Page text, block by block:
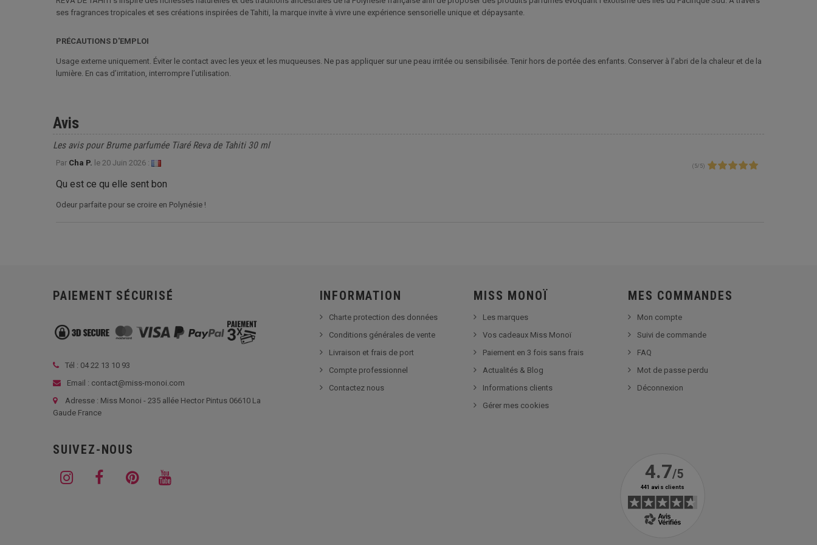
ses fragrances tropicales et ses créations inspirées de Tahiti, la marque invite à vivre une expérience sensorielle unique et dépaysante.
PRÉCAUTIONS D'EMPLOI
Usage externe uniquement. Éviter le contact avec les yeux et les muqueuses. Ne pas appliquer sur une peau irritée ou sensibilisée. Tenir hors de portée des enfants. Conserver à l’abri de la chaleur et de la
lumière. En cas d’irritation, interrompre l’utilisation.
Avis
Les avis pour Brume parfumée Tiaré Reva de Tahiti 30 ml
Par Cha P. le 20 Juin 2026 : ( 5/ 5)
Qu est ce qu elle sent bon
Odeur parfaite pour se croire en Polynésie !
PAIEMENT SÉCURISÉ
Tél : 04 22 13 10 93
Email : contact@miss-monoi.com
Adresse : Miss Monoi - 235 allée Hector Pintus 06610 La
Gaude France
SUIVEZ-NOUS
INFORMATION
Charte protection des données
Conditions générales de vente
Livraison et frais de port
Compte professionnel
Contactez nous
MISS MONOÏ
Les marques
Vos cadeaux Miss Monoï
Paiement en 3 fois sans frais
Actualités & Blog
Informations clients
Gérer mes cookies
MES COMMANDES
Mon compte
Suivi de commande
FAQ
Mot de passe perdu
Déconnexion